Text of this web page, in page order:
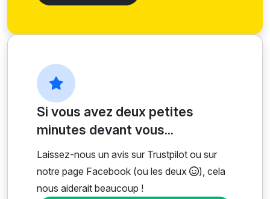
Si vous avez deux petites
minutes devant vous...
Laissez-nous un avis sur Trustpilot ou sur
notre page Facebook (ou les deux
), cela
nous aiderait beaucoup !